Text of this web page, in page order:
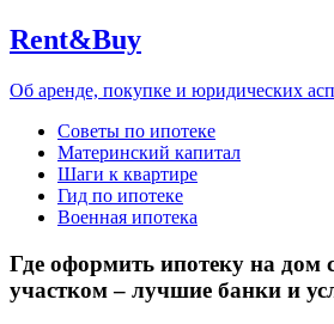
Rent&Buy
Об аренде, покупке и юридических
Советы по ипотеке
Материнский капитал
Шаги к квартире
Гид по ипотеке
Военная ипотека
Где оформить ипотеку на дом
участком – лучшие банки и